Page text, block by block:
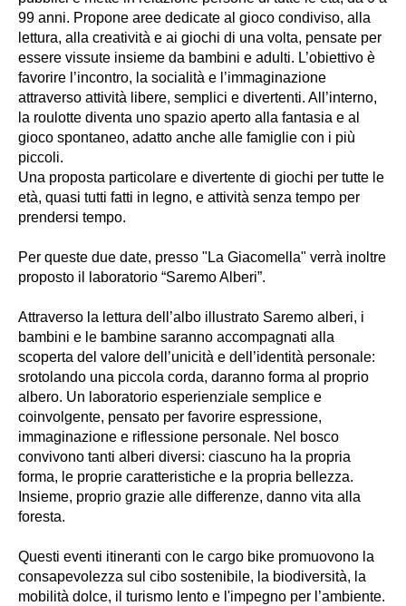
99 anni. Propone aree dedicate al gioco condiviso, alla
lettura, alla creatività e ai giochi di una volta, pensate per
essere vissute insieme da bambini e adulti. L’obiettivo è
favorire l’incontro, la socialità e l’immaginazione
attraverso attività libere, semplici e divertenti. All’interno,
la roulotte diventa uno spazio aperto alla fantasia e al
gioco spontaneo, adatto anche alle famiglie con i più
piccoli.
Una proposta particolare e divertente di giochi per tutte le
età, quasi tutti fatti in legno, e attività senza tempo per
prendersi tempo.
Per queste due date, presso "La Giacomella" verrà inoltre
proposto il laboratorio “Saremo Alberi”.
Attraverso la lettura dell’albo illustrato Saremo alberi, i
bambini e le bambine saranno accompagnati alla
scoperta del valore dell’unicità e dell’identità personale:
srotolando una piccola corda, daranno forma al proprio
albero. Un laboratorio esperienziale semplice e
coinvolgente, pensato per favorire espressione,
immaginazione e riflessione personale. Nel bosco
convivono tanti alberi diversi: ciascuno ha la propria
forma, le proprie caratteristiche e la propria bellezza.
Insieme, proprio grazie alle differenze, danno vita alla
foresta.
Questi eventi itineranti con le cargo bike promuovono la
consapevolezza sul cibo sostenibile, la biodiversità, la
mobilità dolce, il turismo lento e l'impegno per l’ambiente.